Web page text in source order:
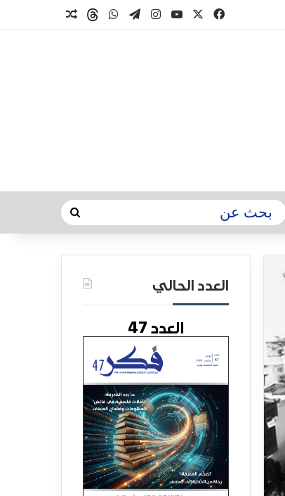
العدد الحالي
العدد 47